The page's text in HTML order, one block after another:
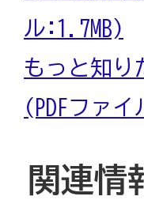
ル:1.7MB)
もっと知り
(PDFファ
関連情